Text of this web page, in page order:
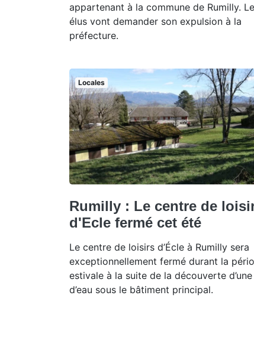
appartenant à la commune de Rumilly.
élus vont demander son expulsion à la
préfecture.
Locales
Rumilly : Le centre de
d'Ecle fermé cet été
Le centre de loisirs d’Écle à Rumilly sera
exceptionnellement fermé durant la
estivale à la suite de la découverte
d’eau sous le bâtiment principal.